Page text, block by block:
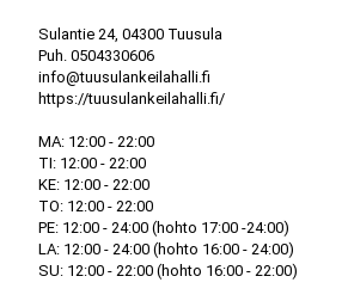
Sulantie 24, 04300 Tuusula
Puh. 0504330606
info@tuusulankeilahalli.fi
https://tuusulankeilahalli.fi/
MA: 12:00 - 22:00
TI: 12:00 - 22:00
KE: 12:00 - 22:00
TO: 12:00 - 22:00
PE: 12:00 - 24:00 (hohto 17:00 -24:00)
LA: 12:00 - 24:00 (hohto 16:00 - 24:00)
SU: 12:00 - 22:00 (hohto 16:00 - 22:00)